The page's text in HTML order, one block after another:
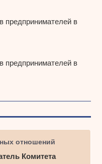
предпринимателей в
предпринимателей в
отношений
Комитета